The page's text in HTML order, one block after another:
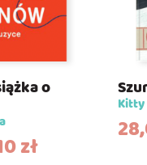
o
zł